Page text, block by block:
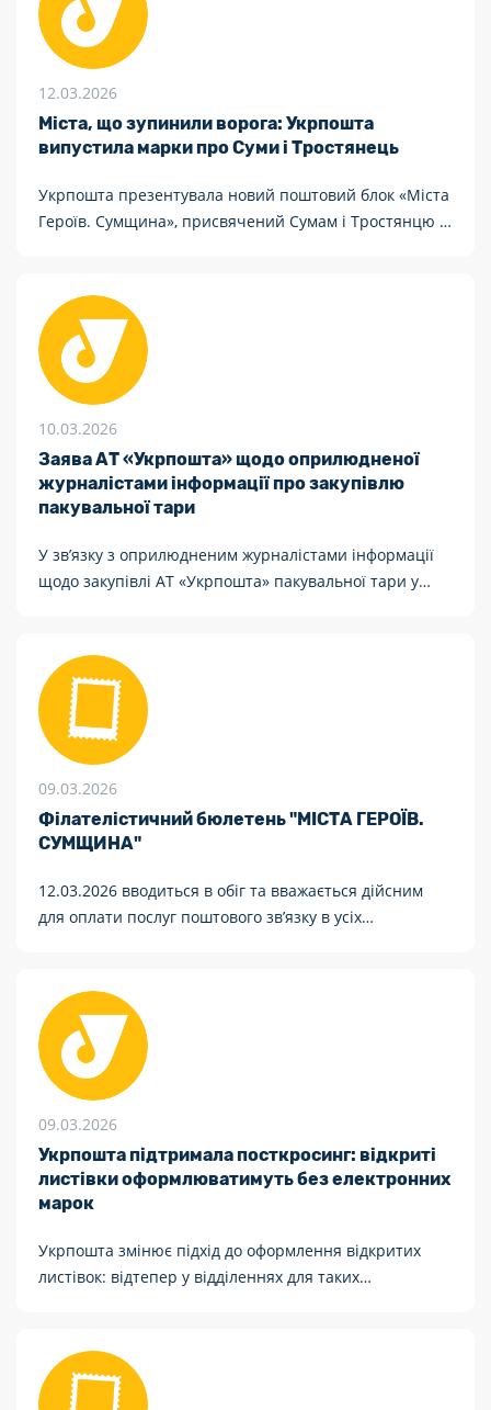
12.03.2026
Міста, що зупинили ворога: Укрпошта
випустила марки про Суми і Тростянець
Укрпошта презентувала новий поштовий блок «Міста
Героїв. Сумщина», присвячений Сумам і Тростянцю –
отримали почесну відзнаку «Місто-герой України».
10.03.2026
Заява АТ «Укрпошта» щодо оприлюдненої
журналістами інформації про закупівлю
пакувальної тари
У зв’язку з оприлюдненим журналістами інформації
щодо закупівлі АТ «Укрпошта» пакувальної тари у
09.03.2026
Філателістичний бюлетень "МІСТА ГЕРОЇВ.
СУМЩИНА"
12.03.2026 вводиться в обіг та вважається дійсним
для оплати послуг поштового зв’язку в усіх
09.03.2026
Укрпошта підтримала посткросинг: відкриті
листівки оформлюватимуть без електронних
марок
Укрпошта змінює підхід до оформлення відкритих
листівок: відтепер у відділеннях для таких